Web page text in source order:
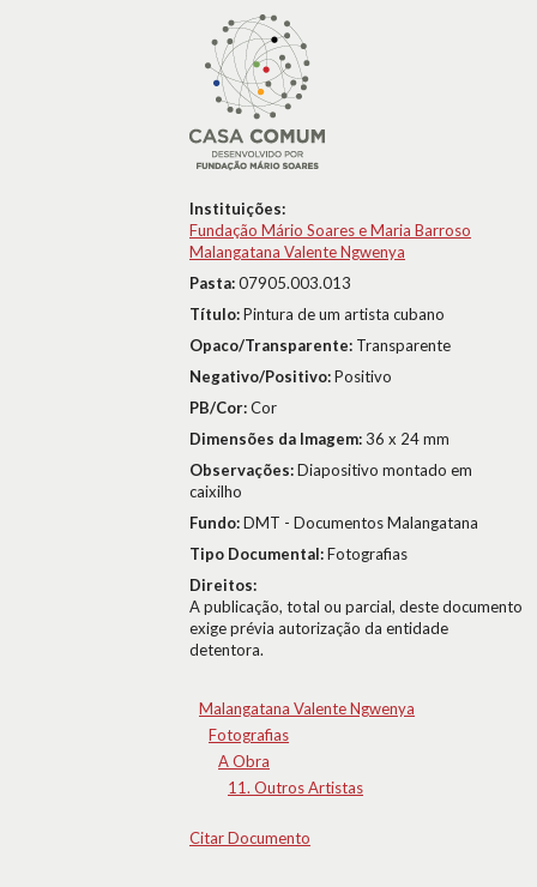
Instituições:
Fundação Mário Soares e Maria Barroso
Malangatana Valente Ngwenya
Pasta:07905.003.013
Título:Pintura de um artista cubano
Opaco/Transparente: Transparente
Negativo/Positivo:Positivo
PB/Cor:Cor
Dimensões da Imagem:36 x 24 mm
Observações:Diapositivo montado em
caixilho
Fundo:DMT - Documentos Malangatana
Tipo Documental:Fotografias
Direitos:
A publicação, total ou parcial, deste documento
exige prévia autorização da entidade
detentora.
Malangatana Valente Ngwenya
Fotografias
A Obra
11. Outros Artistas
Citar Documento